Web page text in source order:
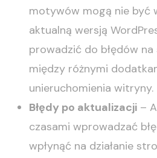
motywów mogą nie być
aktualną wersją
prowadzić do błędów
między różnymi
unieruchomienia witryny.
Błędy po aktualizacji –
czasami wprowadzać
wpłynąć na działanie